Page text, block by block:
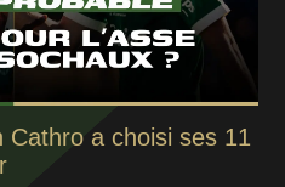
Cathro a choisi ses 11